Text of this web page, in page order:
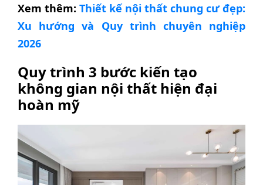
Xem thêm: Thiết kế nội thất chung cư đẹp:
Xu hướng và Quy trình chuyên nghiệp
2026
Quy trình 3 bước kiến tạo
không gian nội thất hiện đại
hoàn mỹ